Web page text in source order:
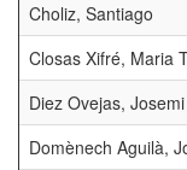
Choliz, Santiago
Closas Xifré, Maria
Diez Ovejas, Josemi
Domènech Aguilà,